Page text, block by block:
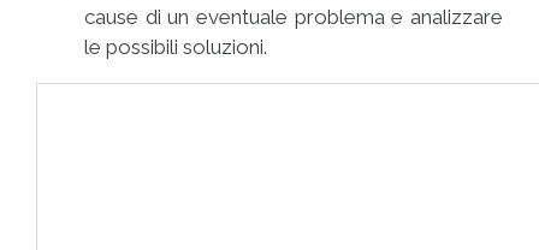
cause di un eventuale problema e analizzare
le possibili soluzioni.